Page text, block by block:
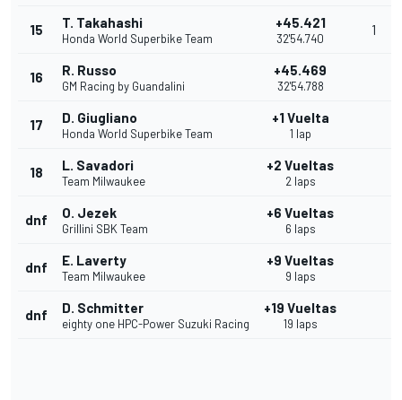
15 T. Takahashi
Honda World Superbike Team
+45.421
32'54.740
1
16 R. Russo
GM Racing by Guandalini
+45.469
32'54.788
17 D. Giugliano
Honda World Superbike Team
+1 Vuelta
1 lap
18 L. Savadori
Team Milwaukee
+2 Vueltas
2 laps
dnf O. Jezek
Grillini SBK Team
+6 Vueltas
6 laps
dnf E. Laverty
Team Milwaukee
+9 Vueltas
9 laps
dnf D. Schmitter
eighty one HPC-Power Suzuki Racing
+19 Vueltas
19 laps